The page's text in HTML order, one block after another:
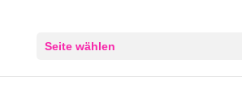
Seite wählen